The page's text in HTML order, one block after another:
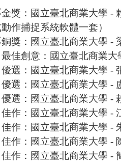
金獎：國立臺北商業大學 -
作捕捉系統軟體一套）
銅獎：國立臺北商業大學 -
最佳創意：國立臺北商業
優選：國立臺北商業大學 -
優選：國立臺北商業大學 -
優選：國立臺北商業大學 -
佳作：國立臺北商業大學 -
佳作：國立臺北商業大學 -
佳作：國立臺北商業大學 -
佳作：國立臺北商業大學 -